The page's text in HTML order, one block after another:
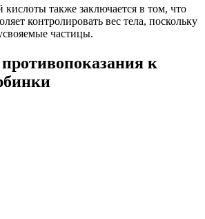
кислоты также заключается в том, что
контролировать вес тела, поскольку
частицы.
к